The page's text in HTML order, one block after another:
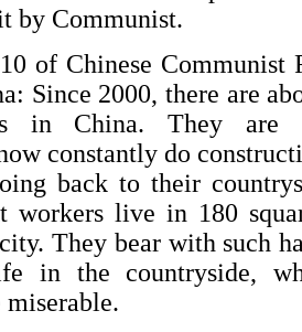
by Communist.
Chinese Communist
Since 2000, there are
in China. They are
constantly do
back to their
workers live in 180
They bear with such
in the countryside,